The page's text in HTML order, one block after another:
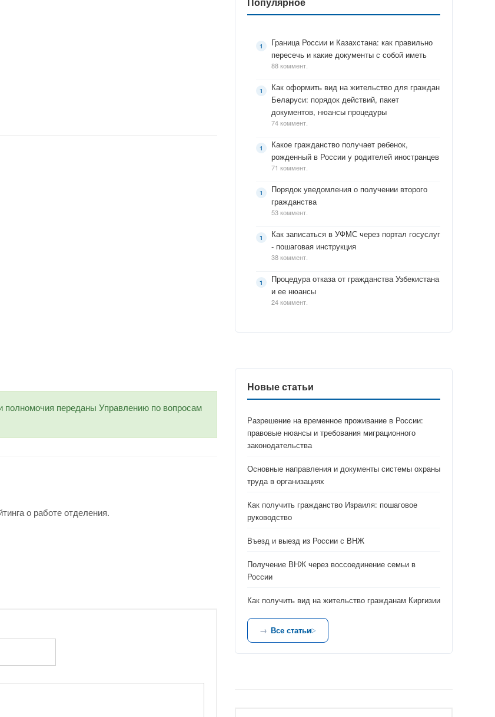
переданы Управлению по вопросам
о работе отделения.
Граница России и Казахстана: как правильно
пересечь и какие документы с собой иметь
88 коммент.
Как оформить вид на жительство для граждан
Беларуси: порядок действий, пакет
документов, нюансы процедуры
74 коммент.
Какое гражданство получает ребенок,
рожденный в России у родителей иностранцев
71 коммент.
Порядок уведомления о получении второго
гражданства
53 коммент.
Как записаться в УФМС через портал госуслуг
- пошаговая инструкция
38 коммент.
Процедура отказа от гражданства Узбекистана
и ее нюансы
24 коммент.
Новые статьи
Разрешение на временное проживание в России:
правовые нюансы и требования миграционного
законодательства
Основные направления и документы системы охраны
труда в организациях
Как получить гражданство Израиля: пошаговое
руководство
Въезд и выезд из России с ВНЖ
Получение ВНЖ через воссоединение семьи в
России
Как получить вид на жительство гражданам Киргизии
Все статьи